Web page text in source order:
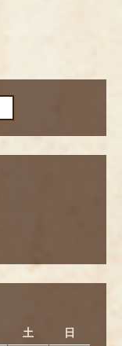
土 日